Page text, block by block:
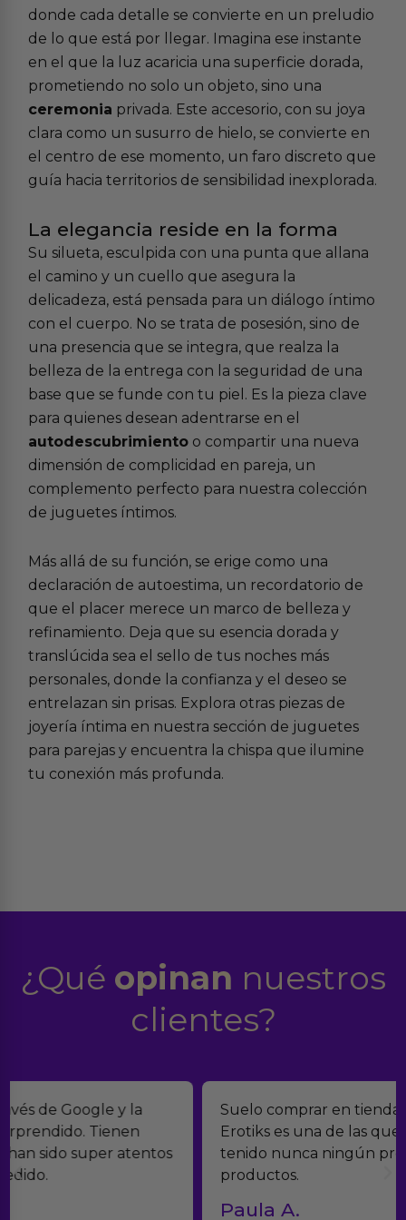
donde cada detalle se convierte en un preludio
de lo que está por llegar. Imagina ese instante
en el que la luz acaricia una superficie dorada,
prometiendo no solo un objeto, sino una
ceremonia privada. Este accesorio, con su joya
clara como un susurro de hielo, se convierte en
el centro de ese momento, un faro discreto que
guía hacia territorios de sensibilidad inexplorada.
La elegancia reside en la forma
Su silueta, esculpida con una punta que allana
el camino y un cuello que asegura la
delicadeza, está pensada para un diálogo íntimo
con el cuerpo. No se trata de posesión, sino de
una presencia que se integra, que realza la
belleza de la entrega con la seguridad de una
base que se funde con tu piel. Es la pieza clave
para quienes desean adentrarse en el
autodescubrimiento o compartir una nueva
dimensión de complicidad en pareja, un
complemento perfecto para nuestra colección
de juguetes íntimos.
Más allá de su función, se erige como una
declaración de autoestima, un recordatorio de
que el placer merece un marco de belleza y
refinamiento. Deja que su esencia dorada y
translúcida sea el sello de tus noches más
personales, donde la confianza y el deseo se
entrelazan sin prisas. Explora otras piezas de
joyería íntima en nuestra sección de juguetes
para parejas y encuentra la chispa que ilumine
tu conexión más profunda.
¿Qué opinan nuestros
clientes?
Suelo comprar en tiendas eróticas online, y
Erotiks es una de las que más me gustan. No he
tenido nunca ningún problema con los
productos.